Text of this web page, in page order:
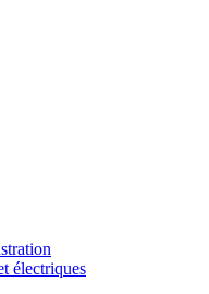
électriques